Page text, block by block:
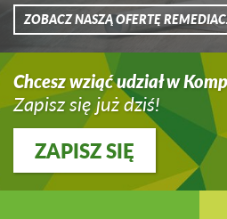
ZOBACZ NASZĄ OFERTĘ
Chcesz wziąć udział w
Zapisz się już dziś!
ZAPISZ SIĘ